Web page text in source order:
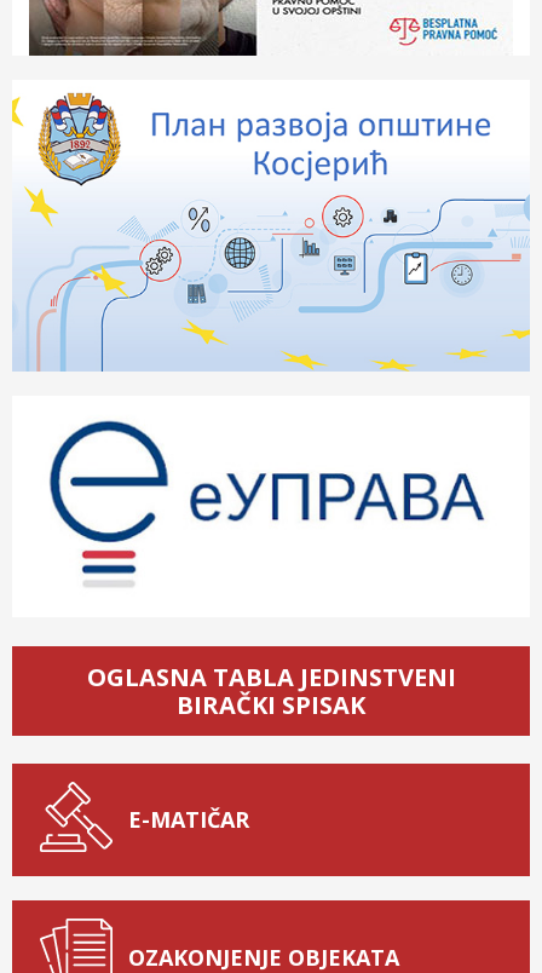
OGLASNA TABLA JEDINSTVENI
BIRAČKI SPISAK
E-MATIČAR
OZAKONJENJE OBJEKATA